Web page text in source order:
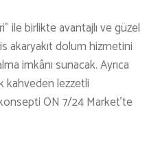
ile birlikte avantajlı ve güzel
akaryakıt dolum hizmetini
imkânı sunacak. Ayrıca
kahveden lezzetli
ON 7/24 Market’te